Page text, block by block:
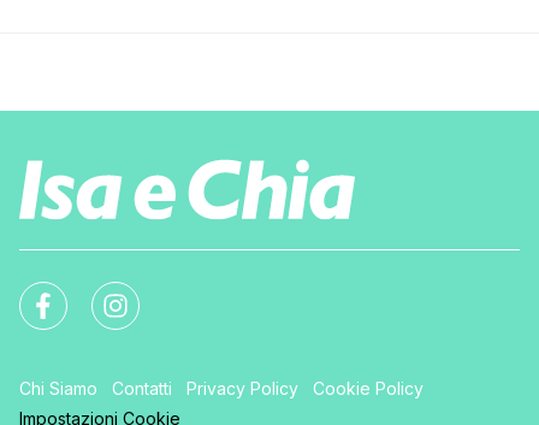
Chi Siamo Contatti Privacy Policy
Cookie Policy
Impostazioni Cookie